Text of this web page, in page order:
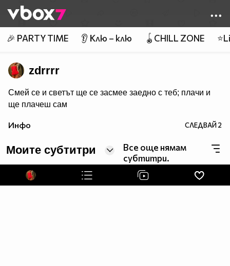
👾
🎉 PARTY TIME 👂 Клю – клю 🪀CHILL ZONE
zdrrrr
Смей се и светът ще се засмее заедно с теб; плачи и
ще плачеш сам
Инфо СЛЕДВАЙ2
Моите субтитри
Все още нямам
субтитри.